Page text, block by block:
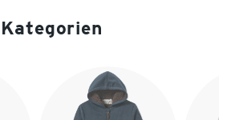
Kategorien